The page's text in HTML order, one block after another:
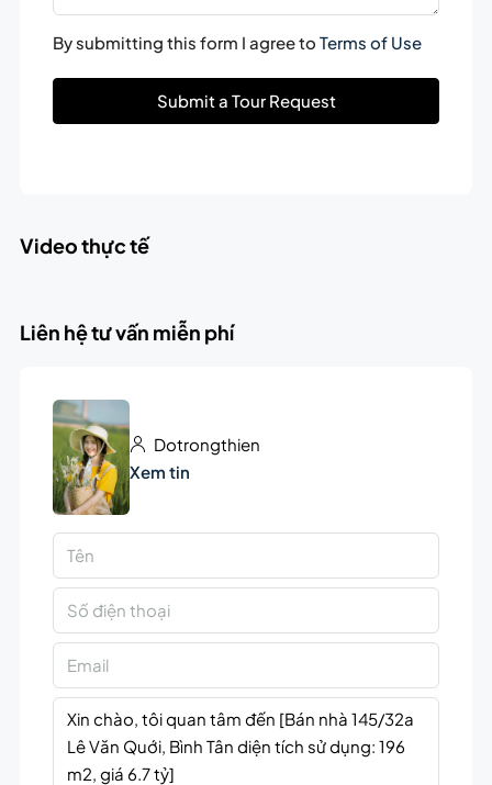
By submitting this form I agree to Terms of Use
Submit a Tour Request
Video thực tế
Liên hệ tư vấn miễn phí
Dotrongthien
Xem tin